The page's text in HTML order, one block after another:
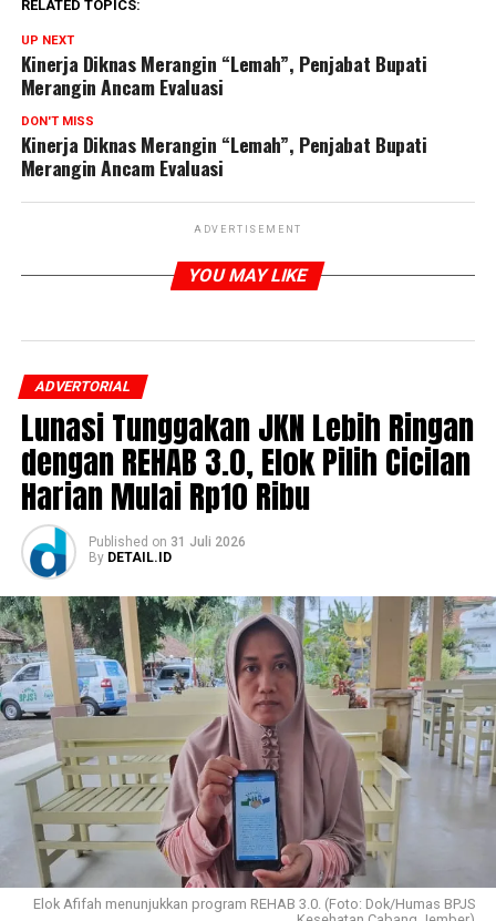
RELATED TOPICS:
UP NEXT
Kinerja Diknas Merangin “Lemah”, Penjabat Bupati
Merangin Ancam Evaluasi
DON'T MISS
Kinerja Diknas Merangin “Lemah”, Penjabat Bupati
Merangin Ancam Evaluasi
ADVERTISEMENT
YOU MAY LIKE
ADVERTORIAL
Lunasi Tunggakan JKN Lebih Ringan
dengan REHAB 3.0, Elok Pilih Cicilan
Harian Mulai Rp10 Ribu
Published on 31 Juli 2026
By DETAIL.ID
Elok Afifah menunjukkan program REHAB 3.0. (Foto: Dok/Humas BPJS